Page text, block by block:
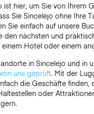
ist hier, um Sie von Ihrem
Sie Sincelejo ohne Ihre
Sie einfach auf unsere
den nächsten und
einem Hotel oder einem
in Sincelejo und in
von uns geprüft. Mit der
die Geschäfte finden,
oder